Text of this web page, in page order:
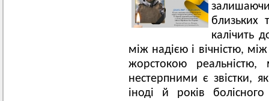
близьких
калічить
між надією і вічністю,
жорстокою
нестерпними є звістки,
іноді й років